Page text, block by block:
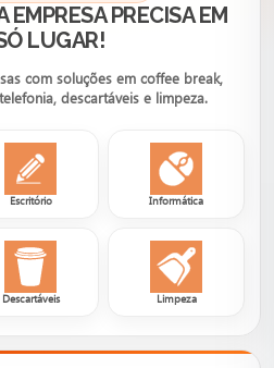
PRECISA EM
LUGAR!
com soluções em coffee break,
descartáveis e limpeza.
Escritório Informática
Descartáveis Limpeza